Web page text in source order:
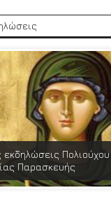
εκδηλώσεις Πολιούχου
Παρασκευής